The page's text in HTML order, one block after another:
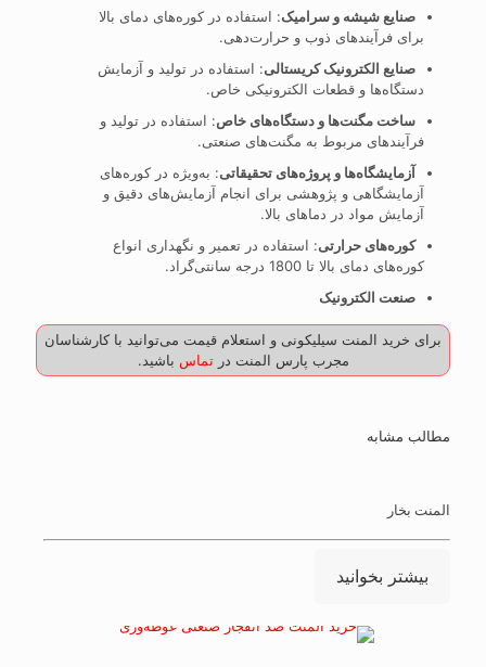
صنایع شیشه و سرامیک: استفاده در کوره‌های دمای بالا
برای فرآیندهای ذوب و حرارت‌دهی.
صنایع الکترونیک کریستالی: استفاده در تولید و آزمایش
دستگاه‌ها و قطعات الکترونیکی خاص.
ساخت مگنت‌ها و دستگاه‌های خاص: استفاده در تولید و
فرآیندهای مربوط به مگنت‌های صنعتی.
آزمایشگاه‌ها و پروژه‌های تحقیقاتی: به‌ویژه در کوره‌های
آزمایشگاهی و پژوهشی برای انجام آزمایش‌های دقیق و
آزمایش مواد در دماهای بالا.
کوره‌های حرارتی: استفاده در تعمیر و نگهداری انواع
کوره‌های دمای بالا تا 1800 درجه سانتی‌گراد.
صنعت الکترونیک
برای خرید المنت سیلیکونی و استعلام قیمت می‌توانید با کارشناسان
مجرب پارس المنت درتماس باشید.
مطالب مشابه
المنت بخار
بیشتر بخوانید